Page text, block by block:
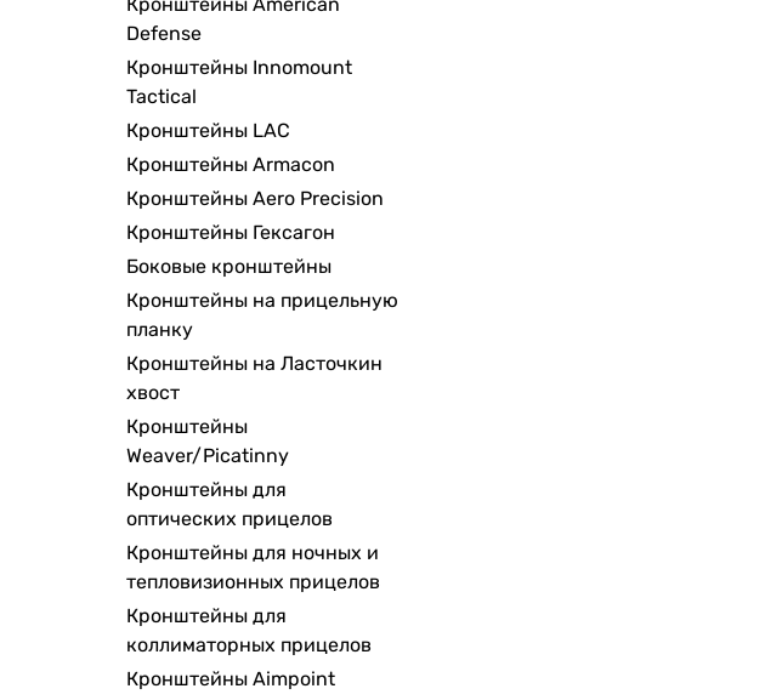
Defense
Кронштейны Innomount
Tactical
Кронштейны LAC
Кронштейны Armacon
Кронштейны Aero Precision
Кронштейны Гексагон
Боковые кронштейны
Кронштейны на прицельную
планку
Кронштейны на Ласточкин
хвост
Кронштейны
Weaver/Picatinny
Кронштейны для
оптических прицелов
Кронштейны для ночных и
тепловизионных прицелов
Кронштейны для
коллиматорных прицелов
Кронштейны Aimpoint